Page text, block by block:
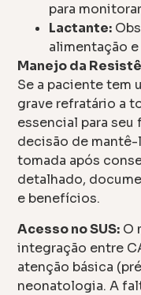
para
Lactante:
alimentação
Manejo da
Se a paciente tem
grave refratário a
essencial para seu
decisão de
tomada após
detalhado,
e benefícios.
Acesso no SUS: O
integração entre
atenção básica
neonatologia. A